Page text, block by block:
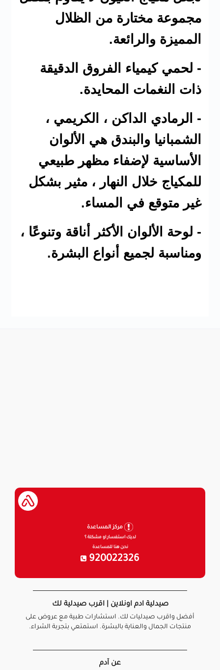
مجموعة مختارة من الظلال
المميزة والرائعة.
- لحمي كيمياء الفروق الدقيقة
ذات النغمات المحايدة.
- الرمادي الداكن ، الكريمي ،
الشمبانيا والبندق هي الألوان
الأساسية لإضفاء مظهر طبيعي
للمكياج خلال النهار ، مثير بشكل
غير متوقع في المساء.
- لوحة الألوان الأكثر أناقة وتنوعًا ،
ومناسبة لجميع أنواع البشرة.
مركز المساعدة
لديك استفسار او مشكلة ؟
نحن هنا للمساعدة
920022326
صيدلية ادم اونلاين | اقرب صيدلية لك
أفضل واقرب صيدليات لك. استشارات طبية مع عروض على
منتجات الجمال والعناية بالبشرة. استمتعي بتجربة الشراء.
عن آدم